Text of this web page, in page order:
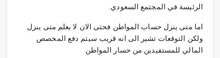
الرئيسة في المجتمع السعودي.
اما متى ينزل حساب المواطن فحتى الان لا يعلم متى ينزل
ولكن التوقعات تشير الى انه قريب سيتم دفع المخصص
المالي للمستفيدين من حسار المواطن